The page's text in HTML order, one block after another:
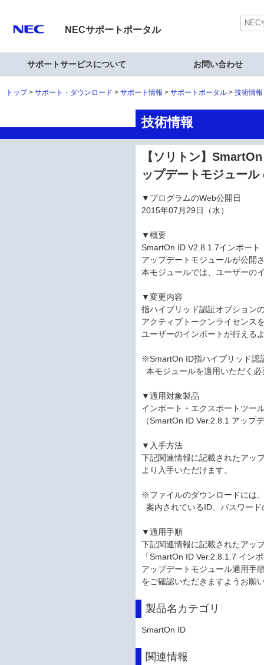
NECサポートポータル
サポートサービスについて お問い合わせ
トップ サポート・ダウンロード サポート情報 サポートポータル 技術情
技術情報
【ソリトン】
ップデートモジュール
▼プログラムのWeb公開日
2015年07月29日（水）
▼概要
SmartOn ID V2.8.1.7インポート
アップデートモジュールが公開
本モジュールでは、ユーザーの
▼変更内容
指ハイブリッド認証オプション
アクティブトークンライセンス
ユーザーのインポートが行える
※SmartOn ID指ハイブリッド認
本モジュールを適用いただく
▼適用対象製品
インポート・エクスポートツー
（SmartOn ID Ver.2.8.1 アップ
▼入手方法
下記関連情報に記載されたアッ
より入手いただけます。
※ファイルのダウンロードには
案内されているID、パスワー
▼適用手順
下記関連情報に記載されたアッ
「SmartOn ID Ver.2.8.1.7 イン
アップデートモジュール適用手
をご確認いただきますようお願
製品名カテゴリ
SmartOn ID
関連情報